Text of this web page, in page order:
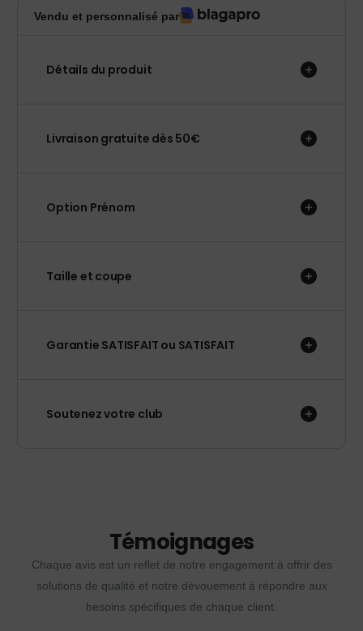
Vendu et personnalisé par
Détails du produit
Livraison gratuite dès 50€
Option Prénom
Taille et coupe
Garantie SATISFAIT ou SATISFAIT
Soutenez votre club
Témoignages
Chaque avis est un reflet de notre engagement à offrir des
solutions de qualité et notre dévouement à répondre aux
besoins spécifiques de chaque client.